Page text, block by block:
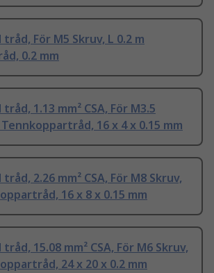
tråd, För M5 Skruv, L 0.2 m
0.2 mm
tråd, 1.13 mm² CSA, För M3.5
Tennkoppartråd, 16 x 4 x 0.15 mm
tråd, 2.26 mm² CSA, För M8 Skruv,
16 x 8 x 0.15 mm
tråd, 15.08 mm² CSA, För M6 Skruv,
24 x 20 x 0.2 mm